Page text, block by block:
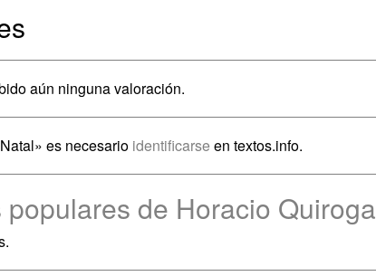
aún ninguna valoración.
es necesario identificarse en textos.info.
populares de Horacio Quiroga